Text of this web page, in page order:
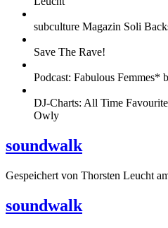
subculture Magazin Soli
Save The Rave!
Podcast: Fabulous Femmes*
DJ-Charts: All Time
Owly
soundwalk
Gespeichert von Thorsten Leucht
soundwalk